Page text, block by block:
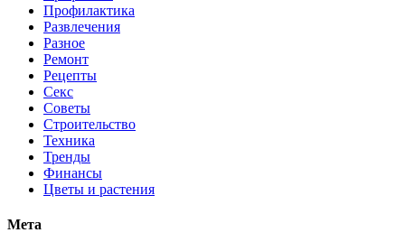
Профилактика
Развлечения
Разное
Ремонт
Рецепты
Секс
Советы
Строительство
Техника
Тренды
Финансы
Цветы и растения
Мета